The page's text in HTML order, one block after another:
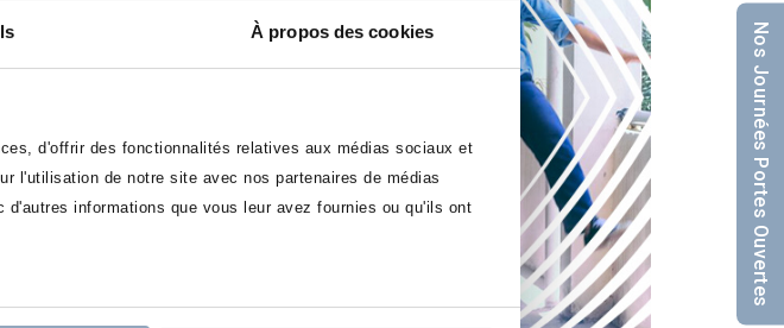
À propos des cookies
d'offrir des fonctionnalités relatives aux médias sociaux et
l'utilisation de notre site avec nos partenaires de médias
informations que vous leur avez fournies ou qu'ils ont
Nos Journées Portes Ouvertes